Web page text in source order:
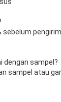
sebelum
dengan sampel?
sampel atau